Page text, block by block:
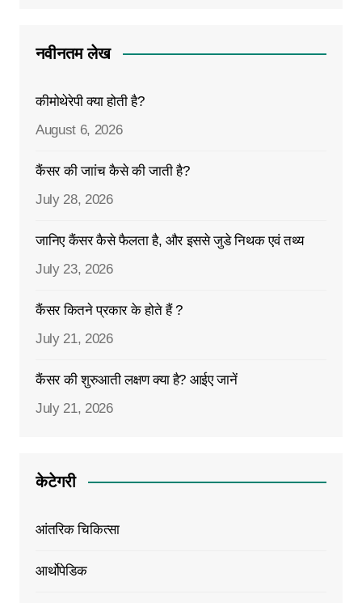
नवीनतम लेख
कीमोथेरेपी क्या होती है?
August 6, 2026
कैंसर की जाांच कैसे की जाती है?
July 28, 2026
जानिए कैंसर कैसे फैलता है, और इससे जुडे निथक एवं तथ्य
July 23, 2026
कैंसर कितने प्रकार के होते हैं ?
July 21, 2026
कैंसर की शुरुआती लक्षण क्या है? आईए जानें
July 21, 2026
केटेगरी
आंतरिक चिकित्सा
आर्थोपेडिक